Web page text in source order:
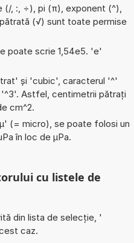
, :, ÷), pi (π), exponent (^),
(√) sunt toate permise
poate scrie 1,54e5. 'e'
și 'cubic', caracterul '^'
Astfel, centimetrii pătrați
cm^2.
(= micro), se poate folosi un
în loc de µPa.
cu listele de
din lista de selecție, '
caz.